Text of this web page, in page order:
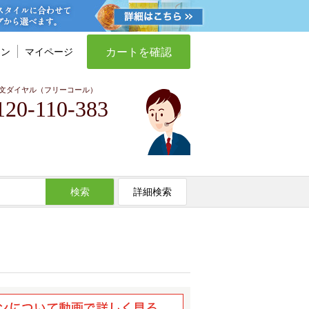
マイページ カートを確認
ダイヤル（フリーコール）
110-383
検索 詳細検索